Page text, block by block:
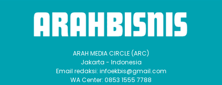
ARAH MEDIA CIRCLE (ARC)
Jakarta - Indonesia
Email redaksi: infoekbis@gmail.com
WA Center: 0853 1555 7788